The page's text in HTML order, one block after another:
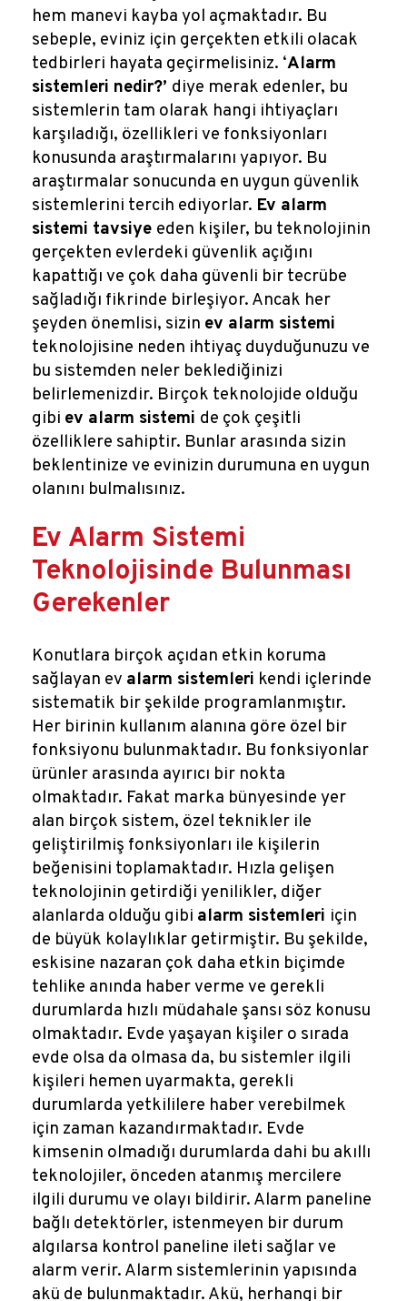
hem manevi kayba yol açmaktadır. Bu
sebeple, eviniz için gerçekten etkili olacak
tedbirleri hayata geçirmelisiniz. ‘Alarm
sistemleri nedir?’ diye merak edenler, bu
sistemlerin tam olarak hangi ihtiyaçları
karşıladığı, özellikleri ve fonksiyonları
konusunda araştırmalarını yapıyor. Bu
araştırmalar sonucunda en uygun güvenlik
sistemlerini tercih ediyorlar. Ev alarm
sistemi tavsiye eden kişiler, bu teknolojinin
gerçekten evlerdeki güvenlik açığını
kapattığı ve çok daha güvenli bir tecrübe
sağladığı fikrinde birleşiyor. Ancak her
şeyden önemlisi, sizin ev alarm sistemi
teknolojisine neden ihtiyaç duyduğunuzu ve
bu sistemden neler beklediğinizi
belirlemenizdir. Birçok teknolojide olduğu
gibi ev alarm sistemi de çok çeşitli
özelliklere sahiptir. Bunlar arasında sizin
beklentinize ve evinizin durumuna en uygun
olanını bulmalısınız.
Ev Alarm Sistemi
Teknolojisinde Bulunması
Gerekenler
Konutlara birçok açıdan etkin koruma
sağlayan ev alarm sistemleri kendi içlerinde
sistematik bir şekilde programlanmıştır.
Her birinin kullanım alanına göre özel bir
fonksiyonu bulunmaktadır. Bu fonksiyonlar
ürünler arasında ayırıcı bir nokta
olmaktadır. Fakat marka bünyesinde yer
alan birçok sistem, özel teknikler ile
geliştirilmiş fonksiyonları ile kişilerin
beğenisini toplamaktadır. Hızla gelişen
teknolojinin getirdiği yenilikler, diğer
alanlarda olduğu gibi alarm sistemleri için
de büyük kolaylıklar getirmiştir. Bu şekilde,
eskisine nazaran çok daha etkin biçimde
tehlike anında haber verme ve gerekli
durumlarda hızlı müdahale şansı söz konusu
olmaktadır. Evde yaşayan kişiler o sırada
evde olsa da olmasa da, bu sistemler ilgili
kişileri hemen uyarmakta, gerekli
durumlarda yetkililere haber verebilmek
için zaman kazandırmaktadır. Evde
kimsenin olmadığı durumlarda dahi bu akıllı
teknolojiler, önceden atanmış mercilere
ilgili durumu ve olayı bildirir. Alarm paneline
bağlı detektörler, istenmeyen bir durum
algılarsa kontrol paneline ileti sağlar ve
alarm verir. Alarm sistemlerinin yapısında
akü de bulunmaktadır. Akü, herhangi bir